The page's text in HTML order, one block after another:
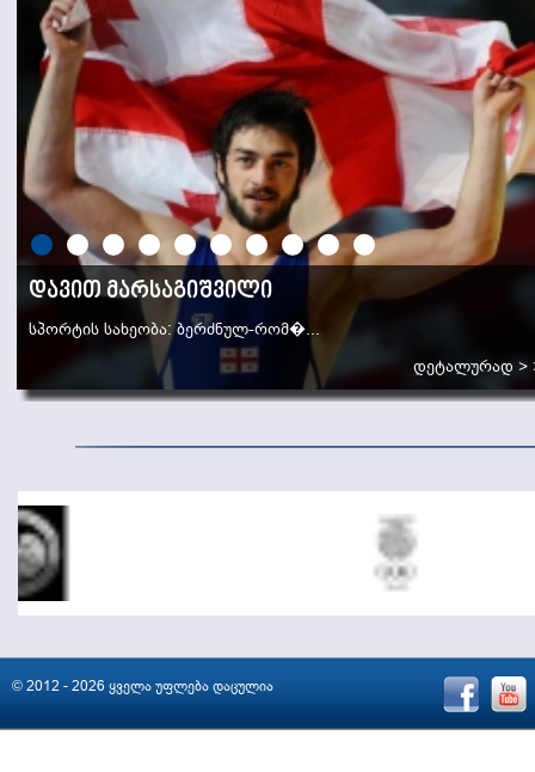
შმაგი ბოლქვაძე
სპორტის სახეობა: ბერძნულ-რომ�...
© 2012 - 2026 ყველა უფლება დაცულია